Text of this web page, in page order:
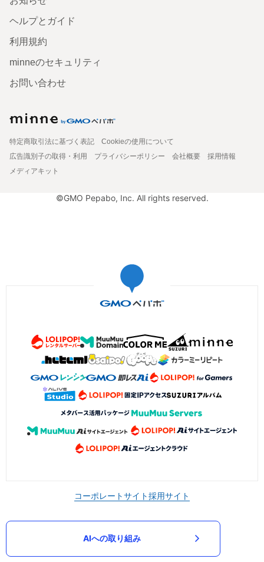
ヘルプとガイド
利用規約
minneのセキュリティ
お問い合わせ
特定商取引法に基づく表記
Cookieの使用について
広告識別子の取得・利用
プライバシーポリシー 会社概要
採用情報
メディアキット
©GMO Pepabo, Inc. All rights reserved.
コーポレートサイト採用サイト
AIへの取り組み